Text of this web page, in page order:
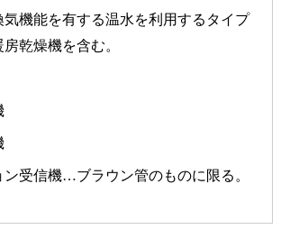
機能を有する温水を利用するタイプ
乾燥機を含む。
ン受信機…ブラウン管のものに限る。